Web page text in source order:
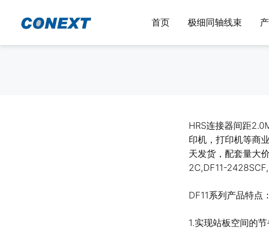
容
首页 极细同轴线束
HRS连接器间距
印机，打印机等商
天发货，配套量大
2C,DF11-
DF11系列产品特点
1.实现站板空间的